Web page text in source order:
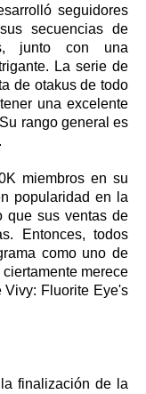
seguidores
secuencias de
junto con una
La serie de
de otakus de todo
una excelente
rango general es
miembros en su
popularidad en la
que sus ventas de
Entonces, todos
como uno de
merece
Vivy: Fluorite Eye's
finalización de la